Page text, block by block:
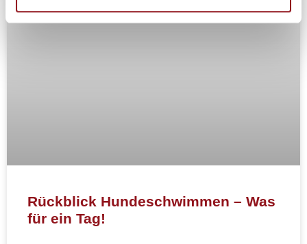
Rückblick Hundeschwimmen – Was
für ein Tag!